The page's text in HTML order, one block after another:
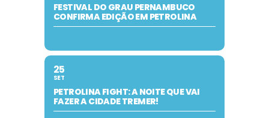
FESTIVAL DO GRAU PERNAMBUCO
CONFIRMA EDIÇÃO EM PETROLINA
25
SET
PETROLINA FIGHT: A NOITE QUE VAI
FAZER A CIDADE TREMER!